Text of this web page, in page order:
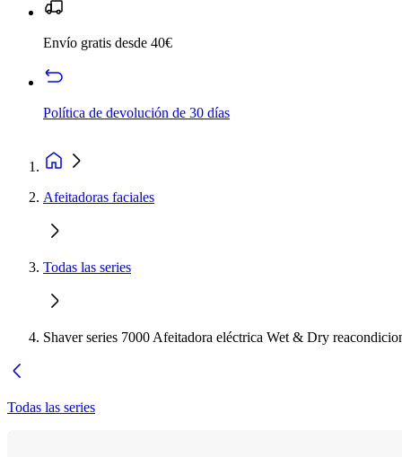
Envío gratis desde 40€
Política de devolución de 30 días
Afeitadoras faciales
Todas las series
Shaver series 7000 Afeitadora eléctrica Wet & Dry
Todas las series